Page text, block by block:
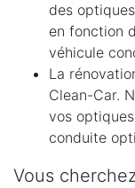
des
en fonction
véhicule
La
Clean-Car.
vos
conduite
Vous